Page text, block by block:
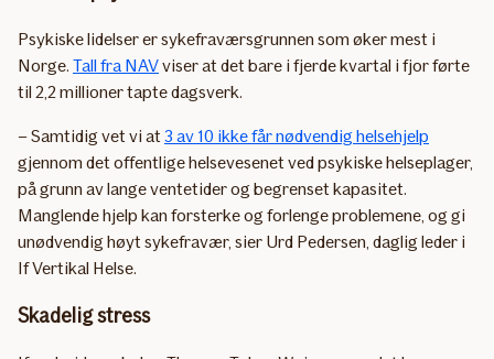
Psykiske lidelser er sykefraværsgrunnen som øker mest i
Norge. Tall fra NAVviser at det bare i fjerde kvartal i fjor førte
til 2,2 millioner tapte dagsverk.
– Samtidig vet vi at 3 av 10 ikke får nødvendig helsehjelp
gjennom det offentlige helsevesenet ved psykiske helseplager,
på grunn av lange ventetider og begrenset kapasitet.
Manglende hjelp kan forsterke og forlenge problemene, og gi
unødvendig høyt sykefravær, sier Urd Pedersen, daglig leder i
If Vertikal Helse.
Skadelig stress